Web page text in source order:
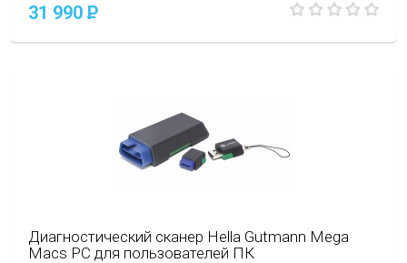
31 990P
Диагностический сканер Hella Gutmann Mega
Macs PC для пользователей ПК